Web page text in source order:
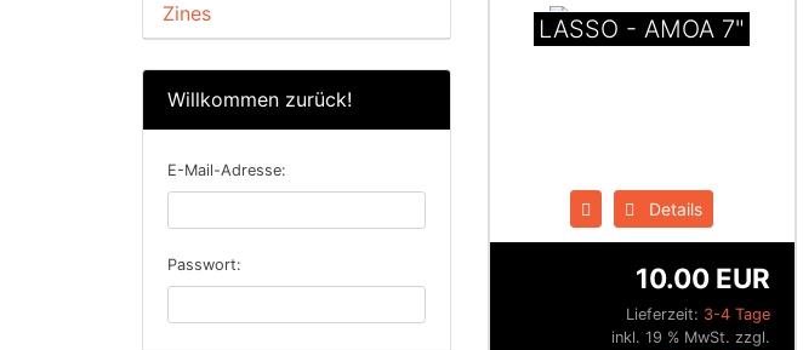
Zines
Willkommen zurück!
E-Mail-Adresse:
Passwort:
LASSO - AMOA 7"
Details
Lieferzeit: 3-4 Tage
10.00 EUR
inkl. 19 % MwSt. zzgl.